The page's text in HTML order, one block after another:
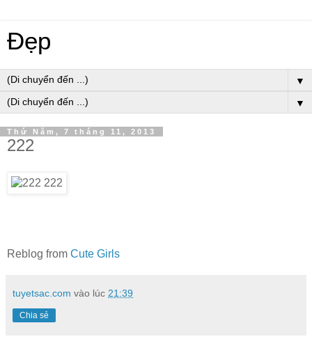
Đẹp
▼
▼
Thứ Năm, 7 tháng 11, 2013
222
Reblog from Cute Girls
tuyetsac.com vào lúc 21:39
Chia sẻ